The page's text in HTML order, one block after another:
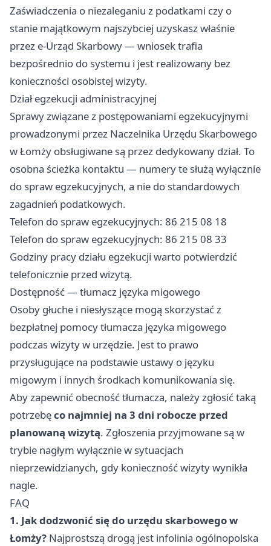
Zaświadczenia o niezaleganiu z podatkami czy o
stanie majątkowym najszybciej uzyskasz właśnie
przez e-Urząd Skarbowy — wniosek trafia
bezpośrednio do systemu i jest realizowany bez
konieczności osobistej wizyty.
Dział egzekucji administracyjnej
Sprawy związane z postępowaniami egzekucyjnymi
prowadzonymi przez Naczelnika Urzędu Skarbowego
w Łomży obsługiwane są przez dedykowany dział. To
osobna ścieżka kontaktu — numery te służą wyłącznie
do spraw egzekucyjnych, a nie do standardowych
zagadnień podatkowych.
Telefon do spraw egzekucyjnych: 86 215 08 18
Telefon do spraw egzekucyjnych: 86 215 08 33
Godziny pracy działu egzekucji warto potwierdzić
telefonicznie przed wizytą.
Dostępność — tłumacz języka migowego
Osoby głuche i niesłyszące mogą skorzystać z
bezpłatnej pomocy tłumacza języka migowego
podczas wizyty w urzędzie. Jest to prawo
przysługujące na podstawie ustawy o języku
migowym i innych środkach komunikowania się.
Aby zapewnić obecność tłumacza, należy zgłosić taką
potrzebęco najmniej na 3 dni robocze przed
planowaną wizytą. Zgłoszenia przyjmowane są w
trybie nagłym wyłącznie w sytuacjach
nieprzewidzianych, gdy konieczność wizyty wynikła
nagle.
FAQ
1. Jak dodzwonić się do urzędu skarbowego w
Łomży? Najprostszą drogą jest infolinia ogólnopolska